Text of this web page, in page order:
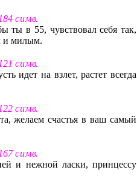
с и м в.
ты в 55, чувствовал себя так,
и милым.
с и м в.
идет на взлет, растет всегда
с и м в.
желаем счастья в ваш самый
с и м в.
и нежной ласки, принцессу